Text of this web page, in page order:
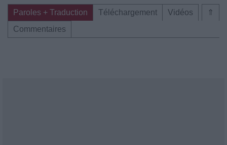
⇑
Paroles + Traduction Téléchargement
Vidéos
Commentaires